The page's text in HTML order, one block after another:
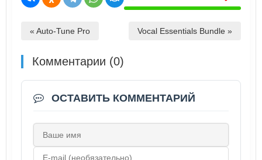
« Auto-Tune Pro Vocal Essentials Bundle »
Комментарии (0)
ОСТАВИТЬ КОММЕНТАРИЙ